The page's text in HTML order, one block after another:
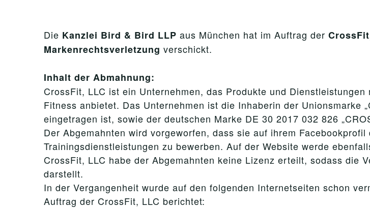
Die Kanzlei Bird & Bird LLP aus München hat im Auftrag der
Markenrechtsverletzung verschickt.
Inhalt der Abmahnung:
CrossFit, LLC ist ein Unternehmen, das Produkte und
Fitness anbietet. Das Unternehmen ist die Inhaberin der Unionsmarke
eingetragen ist, sowie der deutschen Marke DE 30 2017 032 826
Der Abgemahnten wird vorgeworfen, dass sie auf ihrem
Trainingsdienstleistungen zu bewerben. Auf der Website werde
CrossFit, LLC habe der Abgemahnten keine Lizenz erteilt, sodass die
darstellt.
In der Vergangenheit wurde auf den folgenden Internetseiten schon
Auftrag der CrossFit, LLC berichtet: